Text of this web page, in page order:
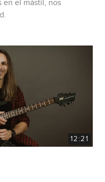
en el mástil, nos
12:21